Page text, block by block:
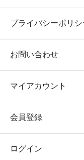
プライバシーポリシ
お問い合わせ
マイアカウント
会員登録
ログイン